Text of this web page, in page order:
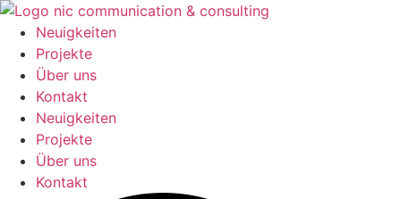
Zum
Inhalt
springen
Neuigkeiten
Projekte
Über uns
Kontakt
Neuigkeiten
Projekte
Über uns
Kontakt